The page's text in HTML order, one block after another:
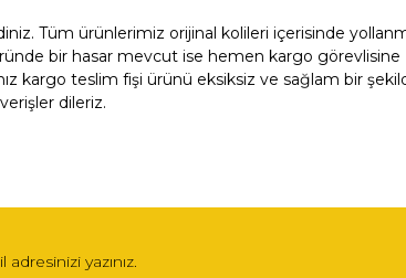
Tüm ürünlerimiz orijinal kolileri içerisinde
bir hasar mevcut ise hemen kargo görevlisine
kargo teslim fişi ürünü eksiksiz ve sağlam bir
dileriz.